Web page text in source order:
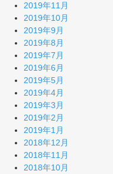
2019年11月
2019年10月
2019年9月
2019年8月
2019年7月
2019年6月
2019年5月
2019年4月
2019年3月
2019年2月
2019年1月
2018年12月
2018年11月
2018年10月